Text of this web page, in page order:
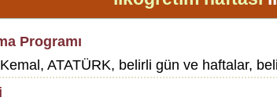
Programı
ATATÜRK, belirli gün ve haftalar,